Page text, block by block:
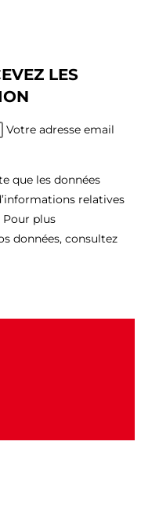
LES
Votre adresse email
que les données
relatives
Pour plus
données, consultez